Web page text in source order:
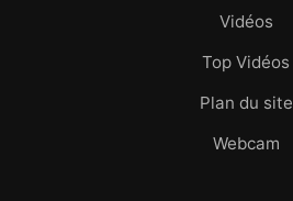
Vidéos
Top Vidéos
Plan du site
Webcam